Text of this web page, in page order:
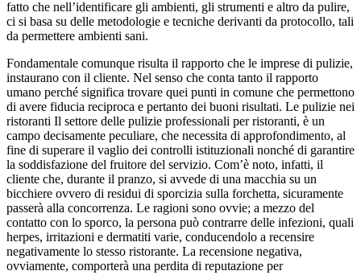
fatto che nell’identificare gli ambienti, gli strumenti e altro da pulire,
ci si basa su delle metodologie e tecniche derivanti da protocollo, tali
da permettere ambienti sani.
Fondamentale comunque risulta il rapporto che le imprese di pulizie,
instaurano con il cliente. Nel senso che conta tanto il rapporto
umano perché significa trovare quei punti in comune che permettono
di avere fiducia reciproca e pertanto dei buoni risultati. Le pulizie nei
ristoranti Il settore delle pulizie professionali per ristoranti, è un
campo decisamente peculiare, che necessita di approfondimento, al
fine di superare il vaglio dei controlli istituzionali nonché di garantire
la soddisfazione del fruitore del servizio. Com’è noto, infatti, il
cliente che, durante il pranzo, si avvede di una macchia su un
bicchiere ovvero di residui di sporcizia sulla forchetta, sicuramente
passerà alla concorrenza. Le ragioni sono ovvie; a mezzo del
contatto con lo sporco, la persona può contrarre delle infezioni, quali
herpes, irritazioni e dermatiti varie, conducendolo a recensire
negativamente lo stesso ristorante. La recensione negativa,
ovviamente, comporterà una perdita di reputazione per